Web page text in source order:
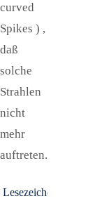
curved
Spikes ) ,
daß
solche
Strahlen
nicht
mehr
auftreten.
Lesezeichen